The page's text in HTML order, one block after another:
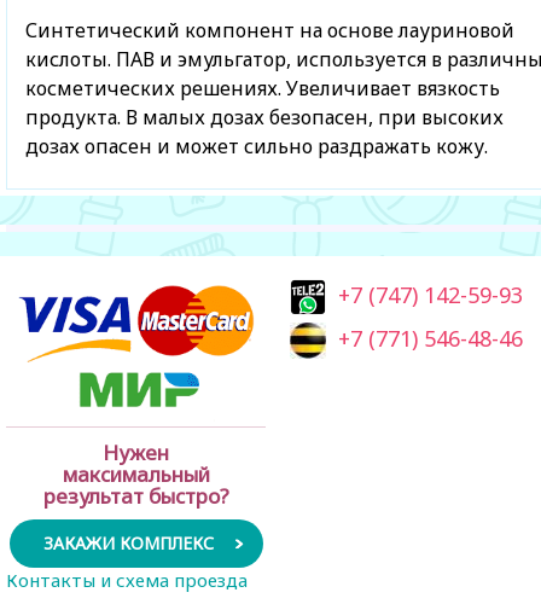
Синтетический компонент на основе лауриновой
кислоты. ПАВ и эмульгатор, используется в
косметических решениях. Увеличивает вязкость
продукта. В малых дозах безопасен, при высоких
дозах опасен и может сильно раздражать кожу.
Нужен
максимальный
результат быстро?
ЗАКАЖИ КОМПЛЕКС
+7 (747) 142-59-93
+7 (771) 546-48-46
Контакты и схема проезда